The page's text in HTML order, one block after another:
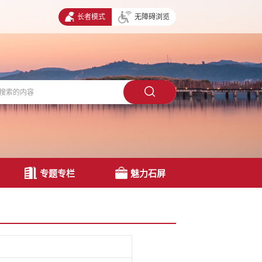
长者模式 无障碍浏览
专题专栏 魅力石屏